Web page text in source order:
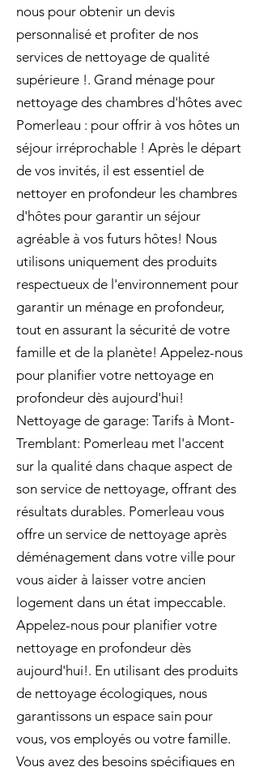
nous pour obtenir un devis
personnalisé et profiter de nos
services de nettoyage de qualité
supérieure !. Grand ménage pour
nettoyage des chambres d'hôtes avec
Pomerleau : pour offrir à vos hôtes un
séjour irréprochable ! Après le départ
de vos invités, il est essentiel de
nettoyer en profondeur les chambres
d'hôtes pour garantir un séjour
agréable à vos futurs hôtes! Nous
utilisons uniquement des produits
respectueux de l'environnement pour
garantir un ménage en profondeur,
tout en assurant la sécurité de votre
famille et de la planète! Appelez-nous
pour planifier votre nettoyage en
profondeur dès aujourd'hui!
Nettoyage de garage: Tarifs à Mont-
Tremblant: Pomerleau met l'accent
sur la qualité dans chaque aspect de
son service de nettoyage, offrant des
résultats durables. Pomerleau vous
offre un service de nettoyage après
déménagement dans votre ville pour
vous aider à laisser votre ancien
logement dans un état impeccable.
Appelez-nous pour planifier votre
nettoyage en profondeur dès
aujourd'hui!. En utilisant des produits
de nettoyage écologiques, nous
garantissons un espace sain pour
vous, vos employés ou votre famille.
Vous avez des besoins spécifiques en